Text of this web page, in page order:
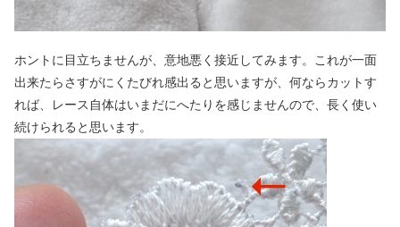
ホントに目立ちませんが、意地悪く接近してみます。これが一面
出来たらさすがにくたびれ感出ると思いますが、何ならカットす
れば、レース自体はいまだにへたりを感じませんので、長く使い
続けられると思います。